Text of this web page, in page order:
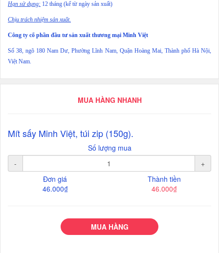
Hạn sử dụng: 12 tháng (kể từ ngày sản xuất)
Chịu trách nhiệm sản xuất.
Công ty cổ phần đầu tư sản xuất thương mại Minh Việt
Số 38, ngõ 180 Nam Dư, Phường Lĩnh Nam, Quận Hoàng Mai, Thành phố Hà Nội,
Việt Nam.
MUA HÀNG NHANH
Mít sấy Minh Việt, túi zip (150g).
Số lượng mua
-
+
Đơn giá
46.000₫
Thành tiền
46.000₫
MUA HÀNG